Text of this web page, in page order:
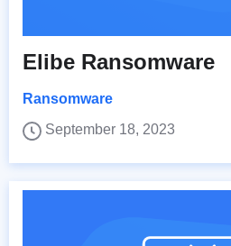
Elibe Ransomware
Ransomware
September 18, 2023